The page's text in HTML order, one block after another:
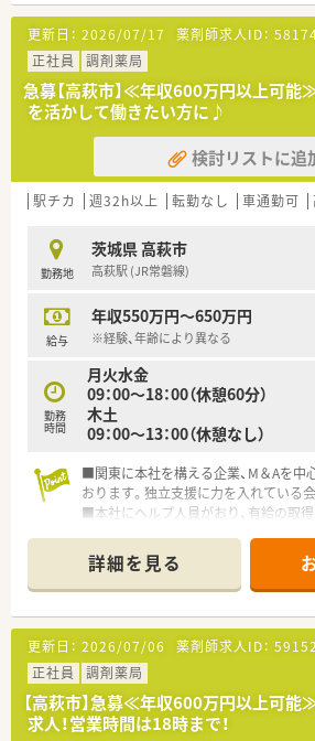
＼こんな方募集／
・基本的に一人での対応となるため、経
・17:30定時、残業がほとんどない為、
視されている方。
・重症障害児施設でのお仕事なので、
も寄り添い
細やかな応対を行える方、歓迎です。
＼こんな施設です／
・茨城県で医療・福祉施設を多数運営
利用者様一人ひとりのハンディキャ
療やリハビリテーション、
教育環境を提供し、自分らしく活き
・看護師以外にも、保育士、作業療法士
協力して子供の生活の支援、自立のお
更新日： 2026/07/17 薬剤師求人ID：
正社員
調剤薬局
急募【高萩市】≪年収600万円以上可
を活かして働きたい方に♪
検討リストに追
駅チカ 週32h以上 転勤なし 車通勤可
勤務地
茨城県 高萩市
高萩駅 (JR常磐線)
給与
年収550万円～650万円
※経験、年齢により異なる
勤務
時間
月火水金
09：00～18：00（休憩60分）
木土
09：00～13：00（休憩なし）
■関東に本社を構える企業、M＆Aを中
おります。独立支援に力を入れている会
■本社にヘルプ人員がおり、有給の取
詳細を見る
更新日： 2026/07/06 薬剤師求人ID：
正社員
調剤薬局
【高萩市】急募≪年収600万円以上可
求人！営業時間は18時まで！